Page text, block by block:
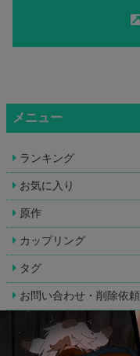
メニュー
ランキング
お気に入り
原作
カップリング
タグ
お問い合わせ・削除依頼